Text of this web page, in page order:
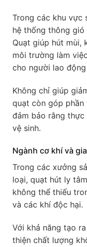
Trong các khu vực
hệ thống thông
Quạt giúp hút mùi,
môi trường làm
cho người lao
Không chỉ giúp
quạt còn góp phần
đảm bảo rằng
vệ sinh.
Ngành cơ khí và
Trong các xưởng
loại, quạt hút ly
không thể thiếu
và các khí độc hại.
Với khả năng tạo
thiện chất lượng